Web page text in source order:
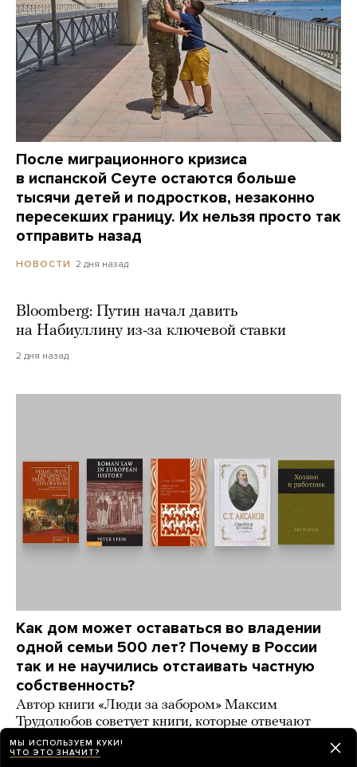
После миграционного кризиса
в испанской Сеуте остаются больше
тысячи детей и подростков, незаконно
пересекших границу. Их нельзя просто так
отправить назад
НОВОСТИ 2 дня назад
Bloomberg: Путин начал давить
на Набиуллину из-за ключевой ставки
2 дня назад
Как дом может оставаться во владении
одной семьи 500 лет? Почему в России
так и не научились отстаивать частную
собственность?
Автор книги «Люди за забором» Максим
Трудолюбов советует книги, которые отвечают
на эти вопросы
МЫ ИСПОЛЬЗУЕМ КУКИ!
ЧТО ЭТО ЗНАЧИТ?